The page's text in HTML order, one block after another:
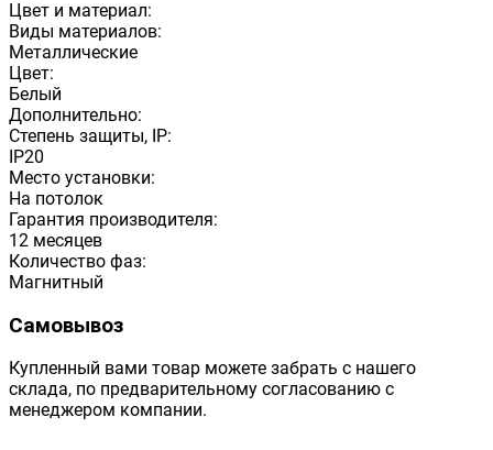
Цвет и материал:
Виды материалов:
Металлические
Цвет:
Белый
Дополнительно:
Степень защиты, IP:
IP20
Место установки:
На потолок
Гарантия производителя:
12 месяцев
Количество фаз:
Магнитный
Самовывоз
Купленный вами товар можете забрать с нашего
склада, по предварительному согласованию с
менеджером компании.